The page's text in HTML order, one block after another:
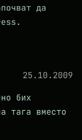
да
25.10.2009
бих
тага вместо